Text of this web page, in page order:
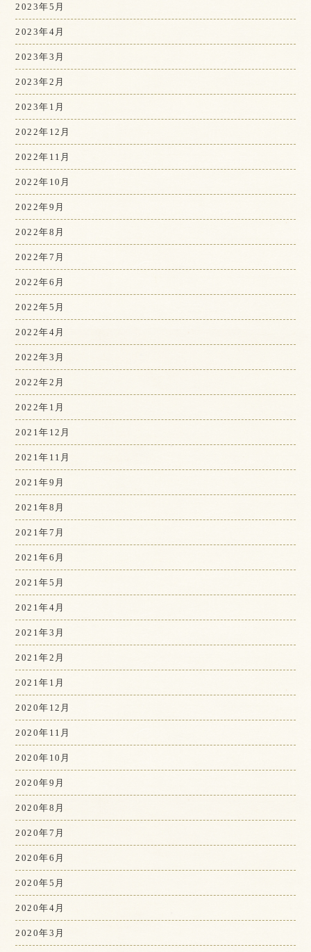
2023年5月
2023年4月
2023年3月
2023年2月
2023年1月
2022年12月
2022年11月
2022年10月
2022年9月
2022年8月
2022年7月
2022年6月
2022年5月
2022年4月
2022年3月
2022年2月
2022年1月
2021年12月
2021年11月
2021年9月
2021年8月
2021年7月
2021年6月
2021年5月
2021年4月
2021年3月
2021年2月
2021年1月
2020年12月
2020年11月
2020年10月
2020年9月
2020年8月
2020年7月
2020年6月
2020年5月
2020年4月
2020年3月